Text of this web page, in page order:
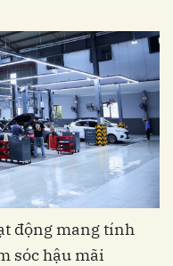
động mang tính
sóc hậu mãi